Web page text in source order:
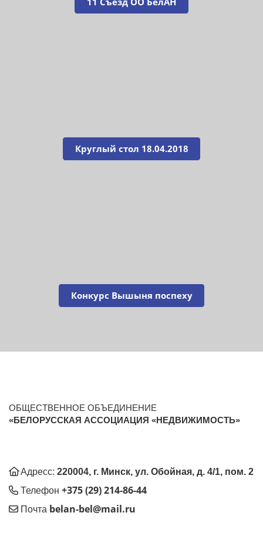
Круглый стол 18.04.2018
Конкурс Вышыня поспеху
ОБЩЕСТВЕННОЕ ОБЪЕДИНЕНИЕ
«БЕЛОРУССКАЯ АССОЦИАЦИЯ «НЕДВИЖИМОСТЬ»
Адресс: 220004, г. Минск, ул. Обойная, д. 4/1, пом. 2
Телефон +375 (29) 214-86-44
Почта belan-bel@mail.ru